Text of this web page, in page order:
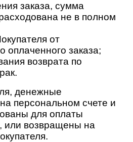
заказа, сумма
не в полном
от
оплаченного заказа;
возврата по
денежные
персональном счете и
для оплаты
или возвращены на